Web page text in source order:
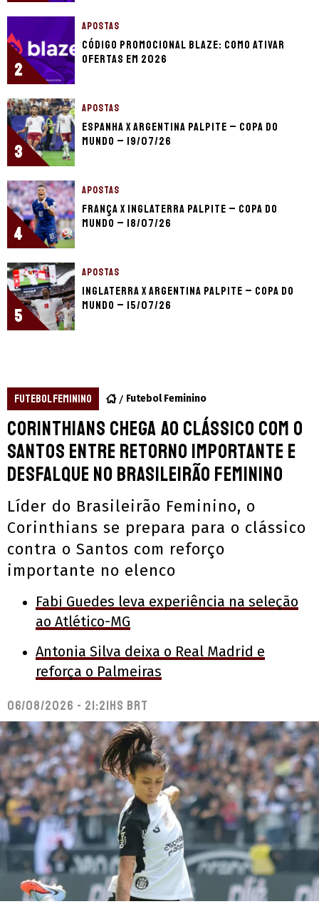
2
APOSTAS
Código promocional Blaze: como ativar
ofertas em 2026
3
APOSTAS
Espanha x Argentina palpite – Copa do
Mundo – 19/07/26
4
APOSTAS
França x Inglaterra palpite – Copa do
Mundo – 18/07/26
5
APOSTAS
Inglaterra x Argentina palpite – Copa do
Mundo – 15/07/26
FUTEBOL FEMININO Futebol Feminino
Corinthians chega ao clássico com o
Santos entre retorno importante e
desfalque no Brasileirão Feminino
Líder do Brasileirão Feminino, o
Corinthians se prepara para o clássico
contra o Santos com reforço
importante no elenco
Fabi Guedes leva experiência na seleção
ao Atlético-MG
Antonia Silva deixa o Real Madrid e
reforça o Palmeiras
06/08/2026 - 21:21hs BRT